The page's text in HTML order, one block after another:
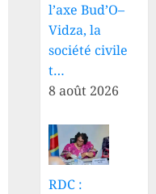
Messenger
WeChat
l’axe Bud’O–
Vidza, la
société civile
t…
8 août 2026
RDC :